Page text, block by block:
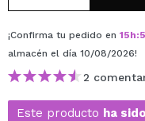
¡Confirma tu pedido en 15h:
almacén el día 10/08/2026!
2
Este producto ha